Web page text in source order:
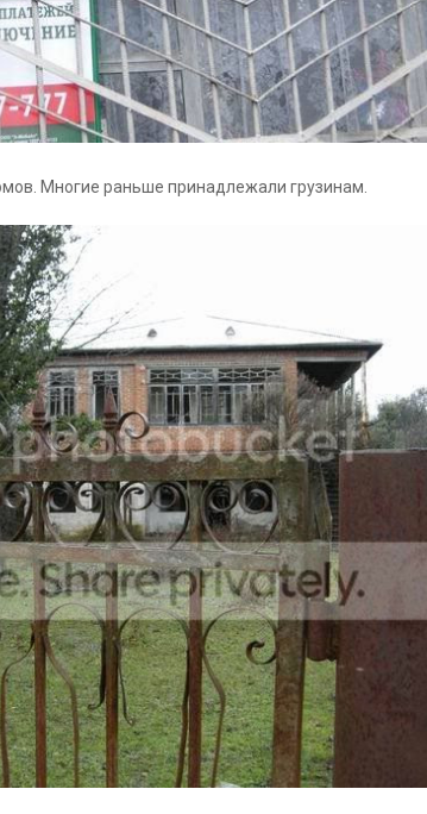
Многие раньше принадлежали грузинам.